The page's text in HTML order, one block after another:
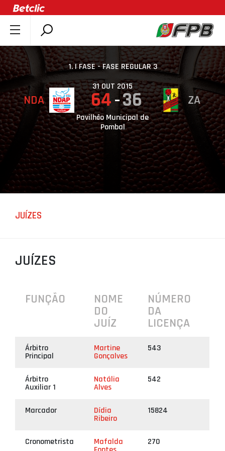
SOBRE A FPB
DOCUMENTOS
ÚLTIMAS
COMPETIÇÕES
ASSOCIAÇÕES
CLUBES
AGENTES
AGENDA
SELEÇÕES
ÁREA TÉCNICA
LIGA BETCLIC MASCULINA
1. I FASE - FASE REGULAR 3
31 OUT 2015
NDA 64 36 ZA
Pavilhão Municipal de
Pombal
JUÍZES
JUÍZES
FUNÇÃO
NOME
DO
JUÍZ
NÚMERO
DA
LICENÇA
Árbitro
Principal
Martine
Gonçalves
543
Árbitro
Auxiliar 1
Natália
Alves
542
Marcador Dídia
Ribeiro
15824
Cronometrista Mafalda 270